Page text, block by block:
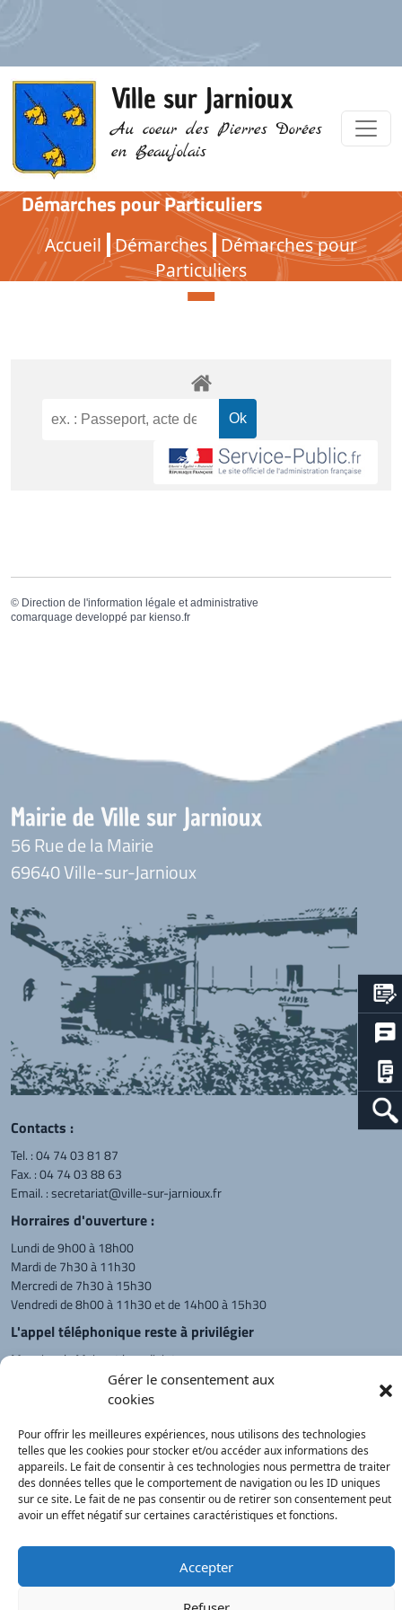
Gérer le consentement aux
cookies
Pour offrir les meilleures expériences, nous utilisons des technologies
telles que les cookies pour stocker et/ou accéder aux informations des
appareils. Le fait de consentir à ces technologies nous permettra de traiter
des données telles que le comportement de navigation ou les ID uniques
sur ce site. Le fait de ne pas consentir ou de retirer son consentement peut
avoir un effet négatif sur certaines caractéristiques et fonctions.
Accepter
Ville sur Jarnioux
Au coeur des Pierres Dorées
en Beaujolais
Démarches pour Particuliers
Accueil Démarches Démarches pour
Particuliers
Démarches pour Particuliers
© Direction de l'information légale et administrative
comarquage developpé par kienso.fr
Mairie de Ville sur Jarnioux
56 Rue de la Mairie
69640 Ville-sur-Jarnioux
Contacts :
Tel. :04 74 03 81 87
Fax. : 04 74 03 88 63
Email. :secretariat@ville-sur-jarnioux.fr
Horraires d'ouverture :
Lundi de 9h00 à 18h00
Mardi de 7h30 à 11h30
Mercredi de 7h30 à 15h30
Vendredi de 8h00 à 11h30 et de 14h00 à 15h30
L'appel téléphonique reste à privilégier
Monsieur le Maire et les adjoints
reçoivent sur rendez-vous.
Retour à l'accueil Actualités PanneauPocket Recherche
Démarches
Service Public
Contacts
Mentions
Plan du site
®onimajine.com- 2023
Correspondants de Presse :